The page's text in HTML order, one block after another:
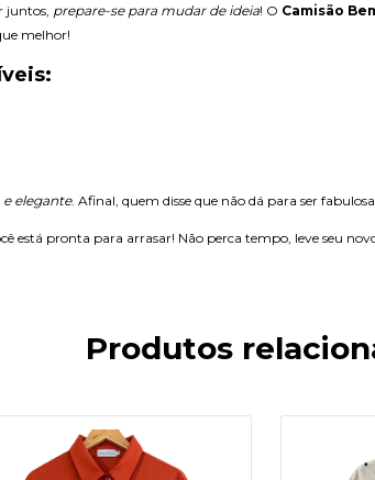
juntos, prepare-se para mudar de ideia! O Camisão
melhor!
elegante. Afinal, quem disse que não dá para ser
está pronta para arrasar! Não perca tempo, leve seu
Produtos